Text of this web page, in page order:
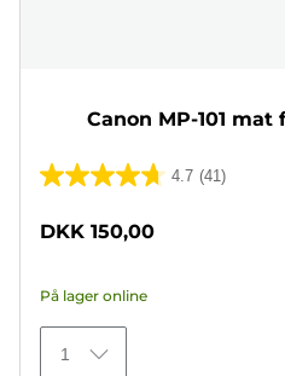
Canon MP-101
4.7 (41)
4.7
stjerner.
41
anmeldelser
DKK 150,00
På lager online
1